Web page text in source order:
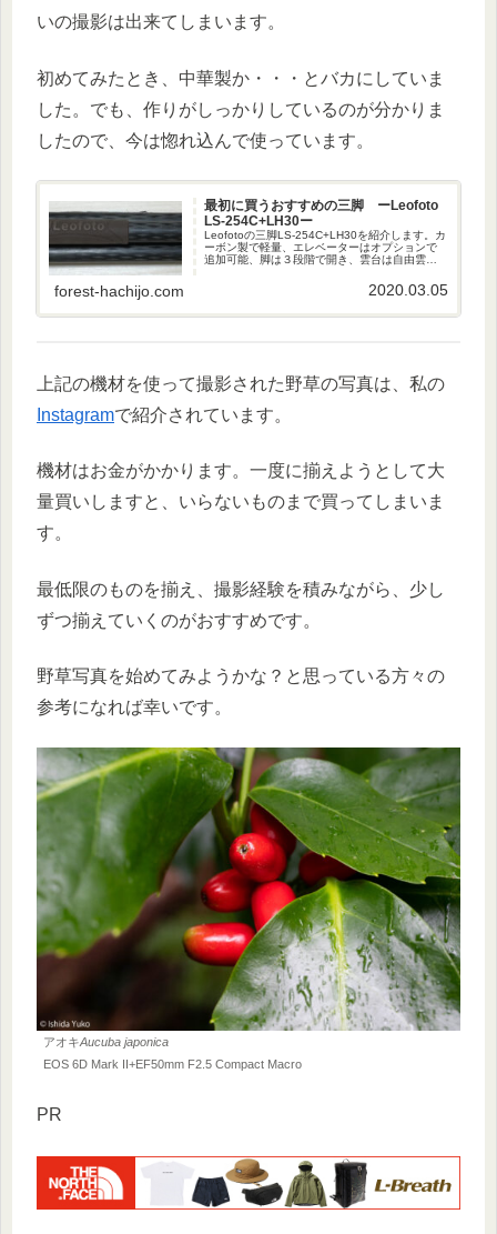
いの撮影は出来てしまいます。
初めてみたとき、中華製か・・・とバカにしていま
した。でも、作りがしっかりしているのが分かりま
したので、今は惚れ込んで使っています。
最初に買うおすすめの三脚 ーLeofoto
LS-254C+LH30ー
Leofotoの三脚LS-254C+LH30を紹介します。カ
ーボン製で軽量、エレベーターはオプションで
追加可能、脚は３段階で開き、雲台は自由雲台
forest-hachijo.com 2020.03.05
上記の機材を使って撮影された野草の写真は、私の
Instagramで紹介されています。
機材はお金がかかります。一度に揃えようとして大
量買いしますと、いらないものまで買ってしまいま
す。
最低限のものを揃え、撮影経験を積みながら、少し
ずつ揃えていくのがおすすめです。
野草写真を始めてみようかな？と思っている方々の
参考になれば幸いです。
アオキAucuba japonica
EOS 6D Mark II+EF50mm F2.5 Compact Macro
PR